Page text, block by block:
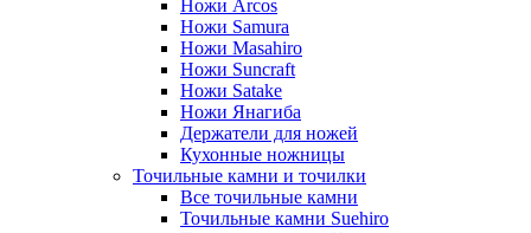
Ножи Arcos
Ножи Samura
Ножи Masahiro
Ножи Suncraft
Ножи Satake
Ножи Янагиба
Держатели для ножей
Кухонные ножницы
Точильные камни и точилки
Все точильные камни
Точильные камни Suehiro